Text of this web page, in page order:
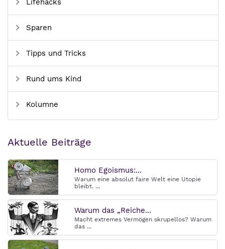
Lifehacks
Sparen
Tipps und Tricks
Rund ums Kind
Kolumne
Aktuelle Beiträge
Homo Egoismus:...
Warum eine absolut faire Welt eine Utopie
bleibt. ...
Warum das „Reiche...
Macht extremes Vermögen skrupellos? Warum
das ...